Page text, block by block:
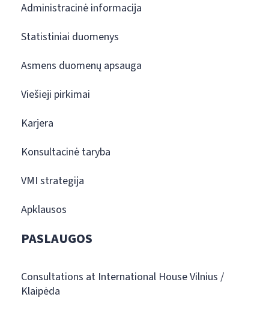
Administracinė informacija
Statistiniai duomenys
Asmens duomenų apsauga
Viešieji pirkimai
Karjera
Konsultacinė taryba
VMI strategija
Apklausos
PASLAUGOS
Consultations at International House Vilnius /
Klaipėda